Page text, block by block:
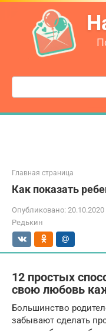
Перейти
контенту
Поиск:
Главная страница
Как показать
Опубликовано: 20.10.2020
Редькин
12 простых
свою любовь
Большинство
забывают сделать